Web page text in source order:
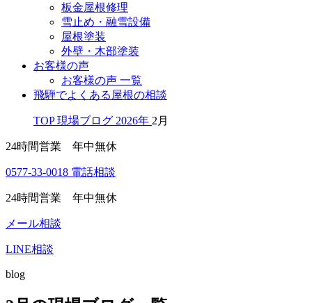
板金屋根修理
雪止め・融雪設備
屋根塗装
外壁・木部塗装
お客様の声
お客様の声 一覧
飛騨でよくある屋根の相談
TOP 現場ブログ 2026年 2月
24時間営業 年中無休
0577-33-0018 電話相談
24時間営業 年中無休
メール相談
LINE相談
blog